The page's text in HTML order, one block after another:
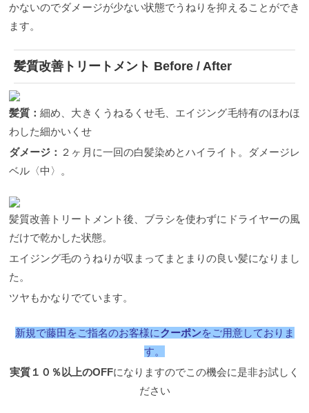
かないのでダメージが少ない状態でうねりを抑えることができ
ます。
髪質改善トリートメント Before / After
髪質：細め、大きくうねるくせ毛、エイジング毛特有のほわほ
わした細かいくせ
ダメージ： ２ヶ月に一回の白髪染めとハイライト。ダメージレ
ベル〈中〉。
髪質改善トリートメント後、ブラシを使わずにドライヤーの風
だけで乾かした状態。
エイジング毛のうねりが収まってまとまりの良い髪になりまし
た。
ツヤもかなりでています。
新規で藤田をご指名のお客様にクーポンをご用意しておりま
す。
実質１０％以上のOFFになりますのでこの機会に是非お試しく
ださい